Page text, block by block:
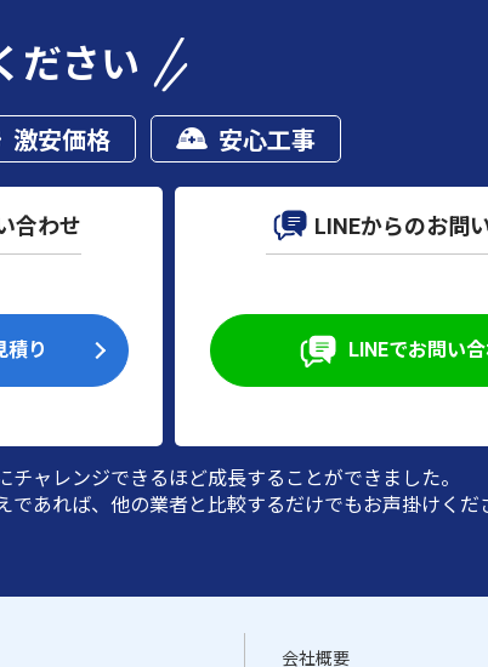
ださい
激安価格 安心工事
合わせ
積り
LINEからのお問
LINEでお問い
ャレンジできるほど成長することができました。
あれば、他の業者と比較するだけでもお声掛けくだ
会社概要